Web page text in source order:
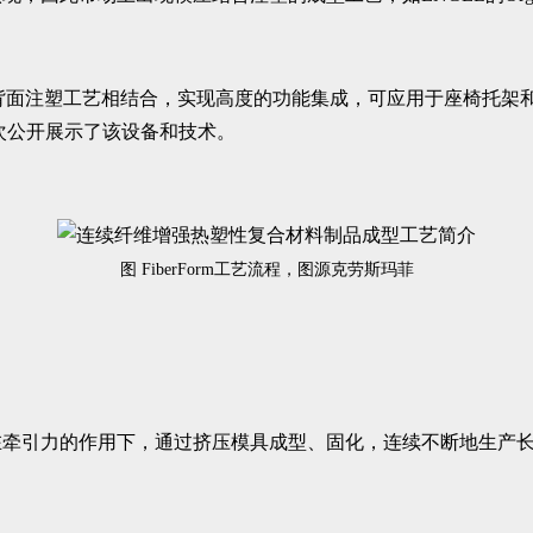
注塑工艺相结合，实现高度的功能集成，可应用于座椅托架
开展示了该设备和技术。
图 FiberForm工艺流程，图源克劳斯玛菲
引力的作用下，通过挤压模具成型、固化，连续不断地生产